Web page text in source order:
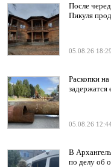
После
Пикуля
05.08.26 18:29
Раскопки
задержатся
05.08.26
В
по делу об